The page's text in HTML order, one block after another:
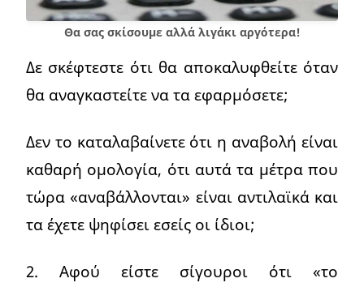
Θα σας σκίσουμε αλλά λιγάκι αργότερα!
Δε σκέφτεστε ότι θα αποκαλυφθείτε όταν
θα αναγκαστείτε να τα εφαρμόσετε;
Δεν το καταλαβαίνετε ότι η αναβολή είναι
καθαρή ομολογία, ότι αυτά τα μέτρα που
τώρα «αναβάλλονται» είναι αντιλαϊκά και
τα έχετε ψηφίσει εσείς οι ίδιοι;
2. Αφού είστε σίγουροι ότι «το